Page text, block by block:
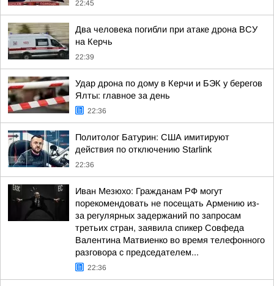
22:45
Два человека погибли при атаке дрона ВСУ
на Керчь
22:39
Удар дрона по дому в Керчи и БЭК у берегов
Ялты: главное за день
22:36
Политолог Батурин: США имитируют
действия по отключению Starlink
22:36
Иван Мезюхо: Гражданам РФ могут
порекомендовать не посещать Армению из-
за регулярных задержаний по запросам
третьих стран, заявила спикер Совфеда
Валентина Матвиенко во время телефонного
разговора с председателем...
22:36